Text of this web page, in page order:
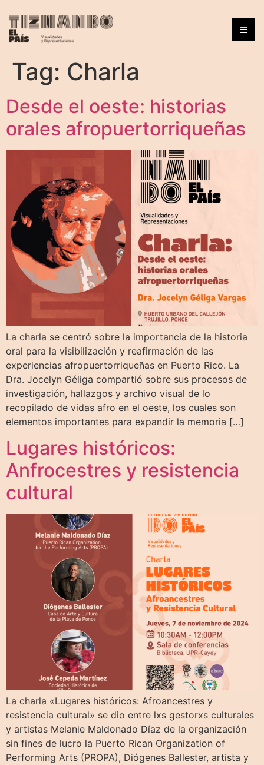
Tag: Charla
Desde el oeste: historias
orales afropuertorriqueñas
La charla se centró sobre la importancia de la historia
oral para la visibilización y reafirmación de las
experiencias afropuertorriqueñas en Puerto Rico. La
Dra. Jocelyn Géliga compartió sobre sus procesos de
investigación, hallazgos y archivo visual de lo
recopilado de vidas afro en el oeste, los cuales son
elementos importantes para expandir la memoria […]
Lugares históricos:
Anfrocestres y resistencia
cultural
La charla «Lugares históricos: Afroancestres y
resistencia cultural» se dio entre lxs gestorxs culturales
y artistas Melanie Maldonado Díaz de la organización
sin fines de lucro la Puerto Rican Organization of
Performing Arts (PROPA), Diógenes Ballester, artista y